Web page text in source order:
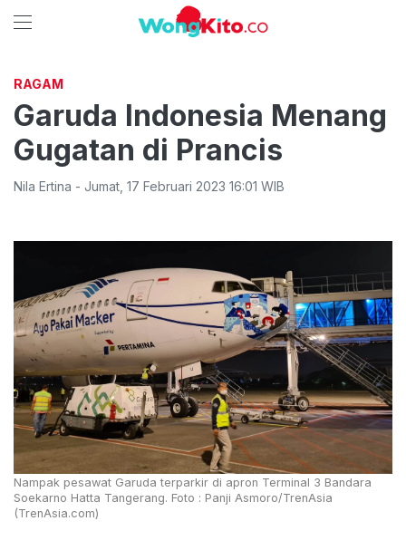
RAGAM
Garuda Indonesia Menang
Gugatan di Prancis
Nila Ertina - Jumat 17 Februari 2023 16:01 WIB
Nampak pesawat Garuda terparkir di apron Terminal 3 Bandara
Soekarno Hatta Tangerang. Foto : Panji Asmoro/TrenAsia
(TrenAsia.com)